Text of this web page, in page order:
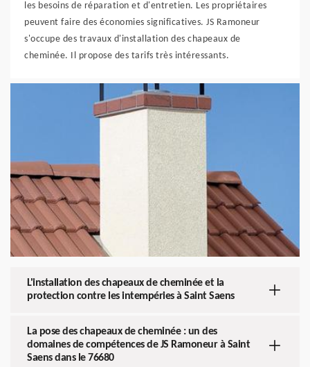
les besoins de réparation et d'entretien. Les propriétaires
peuvent faire des économies significatives. JS Ramoneur
s'occupe des travaux d'installation des chapeaux de
cheminée. Il propose des tarifs très intéressants.
L'installation des chapeaux de cheminée et la
protection contre les intempéries à Saint Saens
La pose des chapeaux de cheminée : un des
domaines de compétences de JS Ramoneur à Saint
Saens dans le 76680